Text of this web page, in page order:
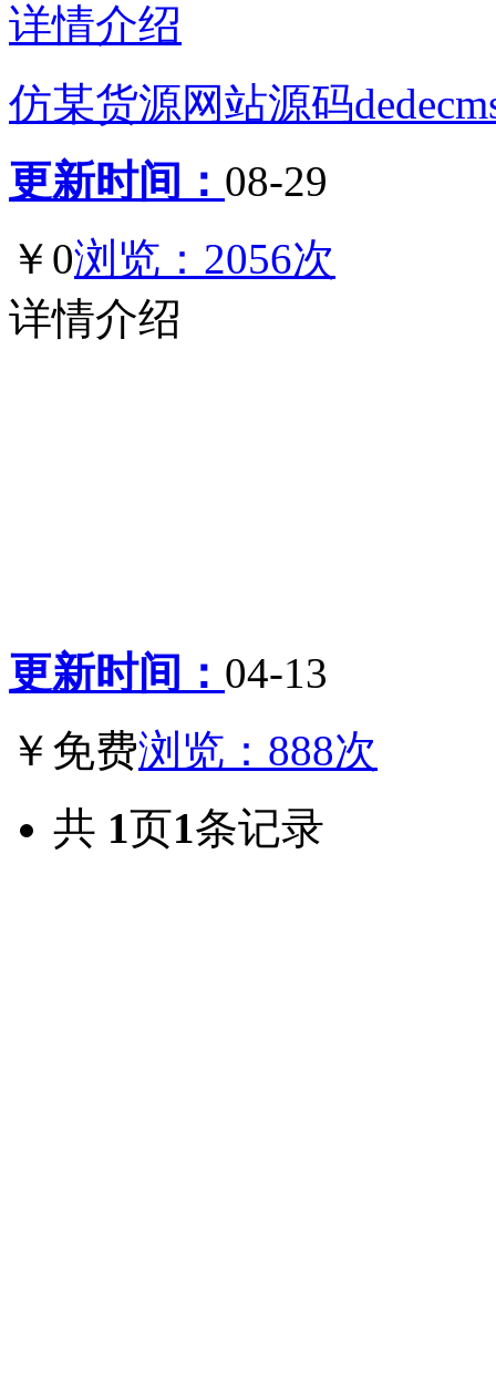
详情介绍
仿某货源网站源码
更新时间： 08-29
￥0浏览：2056次
详情介绍
更新时间： 04-13
￥免费浏览：888次
共 1页1条记录